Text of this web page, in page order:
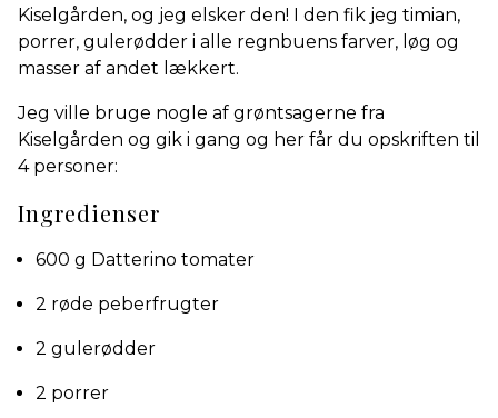
Kiselgården, og jeg elsker den! I den fik jeg timian,
porrer, gulerødder i alle regnbuens farver, løg og
masser af andet lækkert.
Jeg ville bruge nogle af grøntsagerne fra
Kiselgården og gik i gang og her får du opskriften til
4 personer:
Ingredienser
600 g Datterino tomater
2 røde peberfrugter
2 gulerødder
2 porrer